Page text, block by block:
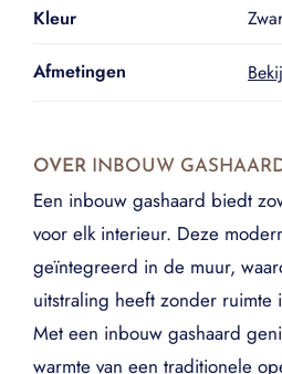
Kleur
Afmetingen
OVER INBOUW
Een inbouw gashaard biedt
voor elk interieur. Deze
geïntegreerd in de muur,
uitstraling heeft zonder ruimte
Met een inbouw gashaard
warmte van een traditionele